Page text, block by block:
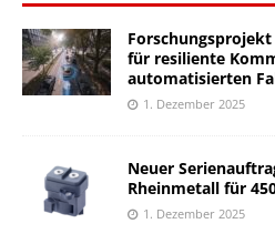
Forschungsprojekt
für resiliente
automatisierten
1. Dezember 2025
Neuer
Rheinmetall für
1. Dezember 2025